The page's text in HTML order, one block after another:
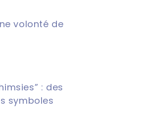
volonté de
: des
symboles